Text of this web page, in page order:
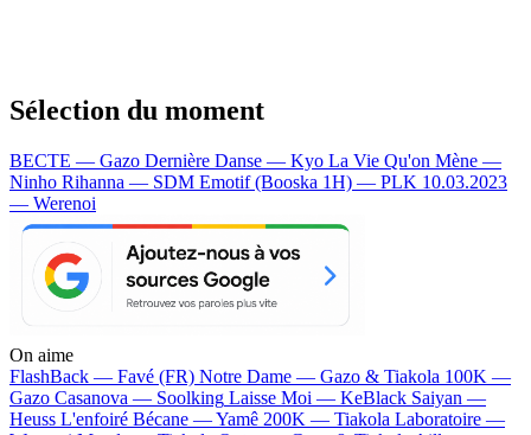
Sélection du moment
BECTE — Gazo Dernière Danse — Kyo La Vie Qu'on Mène —
Ninho Rihanna — SDM Emotif (Booska 1H) — PLK 10.03.2023
— Werenoi
On aime
FlashBack — Favé (FR) Notre Dame — Gazo & Tiakola 100K —
Gazo Casanova — Soolking Laisse Moi — KeBlack Saiyan —
Heuss L'enfoiré Bécane —Yamê 200K — Tiakola Laboratoire —